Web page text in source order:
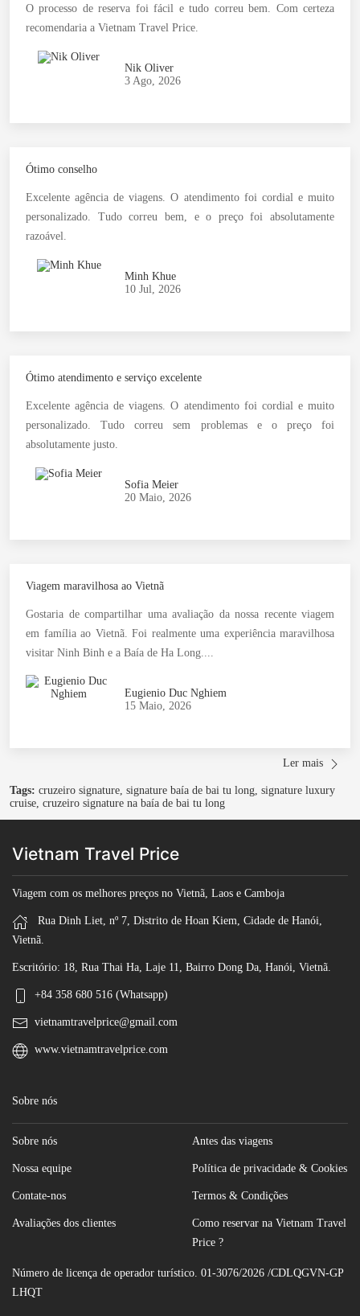
O processo de reserva foi fácil e tudo correu bem. Com certeza
recomendaria a Vietnam Travel Price.
Nik Oliver
3 Ago, 2026
Ótimo conselho
Excelente agência de viagens. O atendimento foi cordial e muito
personalizado. Tudo correu bem, e o preço foi absolutamente
razoável.
Minh Khue
10 Jul, 2026
Ótimo atendimento e serviço excelente
Excelente agência de viagens. O atendimento foi cordial e muito
personalizado. Tudo correu sem problemas e o preço foi
absolutamente justo.
Sofia Meier
20 Maio, 2026
Viagem maravilhosa ao Vietnã
Gostaria de compartilhar uma avaliação da nossa recente viagem
em família ao Vietnã. Foi realmente uma experiência maravilhosa
visitar Ninh Binh e a Baía de Ha Long....
Eugienio Duc Nghiem
15 Maio, 2026
Ler mais
Tags: cruzeiro signature, signature baía de bai tu long, signature luxury
cruise, cruzeiro signature na baía de bai tu long
Vietnam Travel Price
Viagem com os melhores preços no Vietnã, Laos e Camboja
Rua Dinh Liet, nº 7, Distrito de Hoan Kiem, Cidade de Hanói,
Vietnã.
Escritório: 18, Rua Thai Ha, Laje 11, Bairro Dong Da, Hanói, Vietnã.
+84 358 680 516 (Whatsapp)
vietnamtravelprice@gmail.com
www.vietnamtravelprice.com
Sobre nós
Sobre nós
Nossa equipe
Contate-nos
Avaliações dos clientes
Antes das viagens
Política de privacidade & Cookies
Termos & Condições
Como reservar na Vietnam Travel
Price ?
Número de licença de operador turístico. 01-3076/2026 /CDLQGVN-GP
LHQT